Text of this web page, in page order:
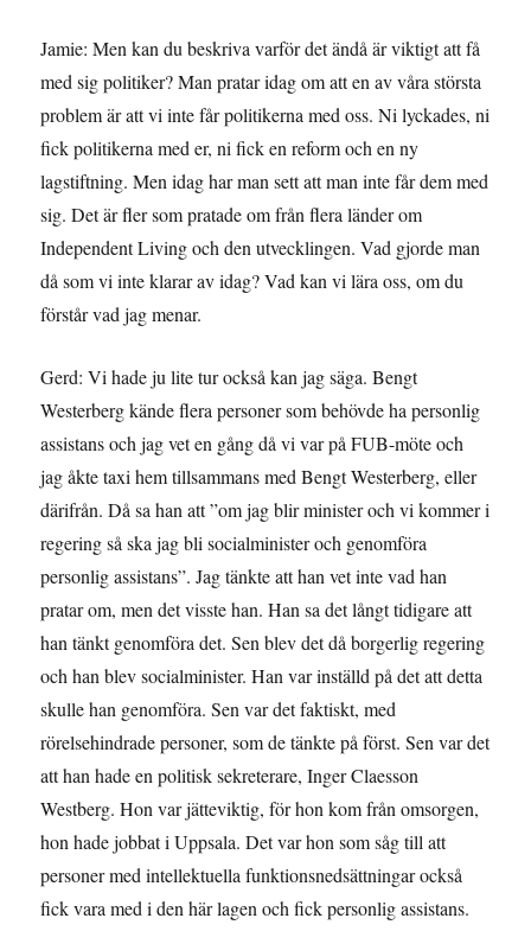
Jamie: Men kan du beskriva varför det ändå är viktigt att få
med sig politiker? Man pratar idag om att en av våra största
problem är att vi inte får politikerna med oss. Ni lyckades, ni
fick politikerna med er, ni fick en reform och en ny
lagstiftning. Men idag har man sett att man inte får dem med
sig. Det är fler som pratade om från flera länder om
Independent Living och den utvecklingen. Vad gjorde man
då som vi inte klarar av idag? Vad kan vi lära oss, om du
förstår vad jag menar.
Gerd: Vi hade ju lite tur också kan jag säga. Bengt
Westerberg kände flera personer som behövde ha personlig
assistans och jag vet en gång då vi var på FUB-möte och
jag åkte taxi hem tillsammans med Bengt Westerberg, eller
därifrån. Då sa han att ”om jag blir minister och vi kommer i
regering så ska jag bli socialminister och genomföra
personlig assistans”. Jag tänkte att han vet inte vad han
pratar om, men det visste han. Han sa det långt tidigare att
han tänkt genomföra det. Sen blev det då borgerlig regering
och han blev socialminister. Han var inställd på det att detta
skulle han genomföra. Sen var det faktiskt, med
rörelsehindrade personer, som de tänkte på först. Sen var det
att han hade en politisk sekreterare, Inger Claesson
Westberg. Hon var jätteviktig, för hon kom från omsorgen,
hon hade jobbat i Uppsala. Det var hon som såg till att
personer med intellektuella funktionsnedsättningar också
fick vara med i den här lagen och fick personlig assistans.